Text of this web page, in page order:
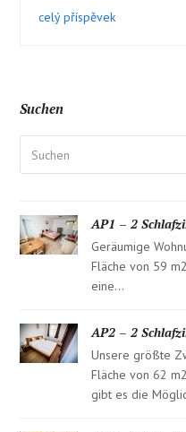
celý příspěvek
Suchen
AP1 – 2
Geräumige
Fläche von 59
eine…
AP2 – 2
Unsere größte
Fläche von 62
gibt es die